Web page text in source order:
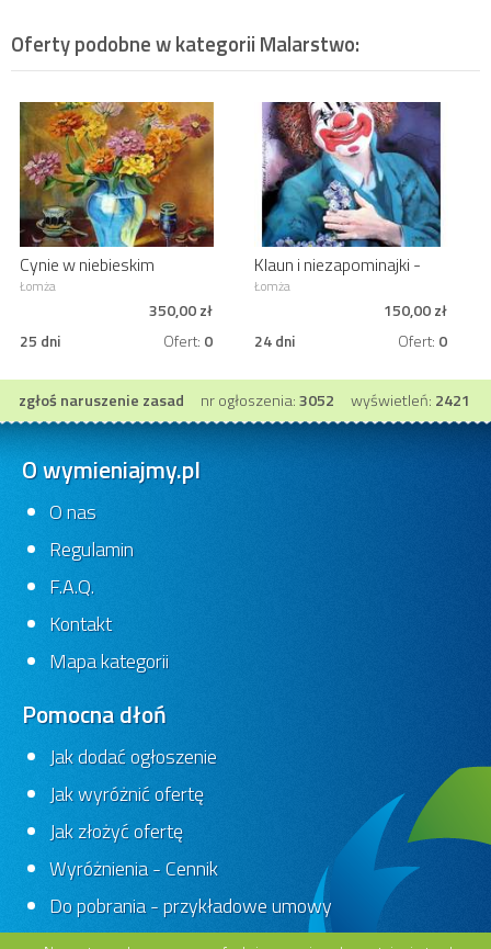
Oferty podobne w kategorii Malarstwo:
Cynie w niebieskim
wazonie - olej na płótnie
Łomża
350,00 zł
25 dni
Ofert: 0
Klaun i niezapominajki -
akwarela
Łomża
150,00 zł
24 dni
Ofert: 0
Portret konia - olej na
25 dni
KUPIĘ OBRAZY
Kraków
Kwiatowy ogród
135,00 zł
24 dni
zgłoś naruszenie zasad nr ogłoszenia:3052 wyświetleń: 2421
O wymieniajmy.pl
O nas
Regulamin
F.A.Q.
Kontakt
Mapa kategorii
Pomocna dłoń
Jak dodać ogłoszenie
Jak wyróżnić ofertę
Jak złożyć ofertę
Wyróżnienia - Cennik
Do pobrania - przykładowe umowy